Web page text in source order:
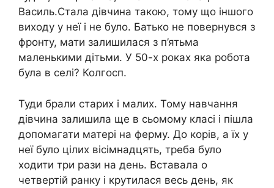
Василь.Стала дівчина такою, тому що іншого
виходу у неї і не було. Батько не повернувся з
фронту, мати залишилася з п’ятьма
маленькими дітьми. У 50-х роках яка робота
була в селі? Колгосп.
Туди брали старих і малих. Тому навчання
дівчина залишила ще в сьомому класі і пішла
допомагати матері на ферму. До корів, а їх у
неї було цілих вісімнадцять, треба було
ходити три рази на день. Вставала о
четвертій ранку і крутилася весь день, як